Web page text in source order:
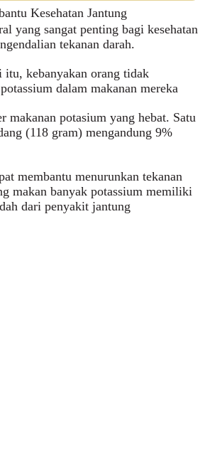
Kesehatan Jantung
yang sangat penting bagi kesehatan
tekanan darah.
itu, kebanyakan orang tidak
dalam makanan mereka
makanan potasium yang hebat. Satu
(118 gram) mengandung 9%
membantu menurunkan tekanan
makan banyak potassium memiliki
dari penyakit jantung